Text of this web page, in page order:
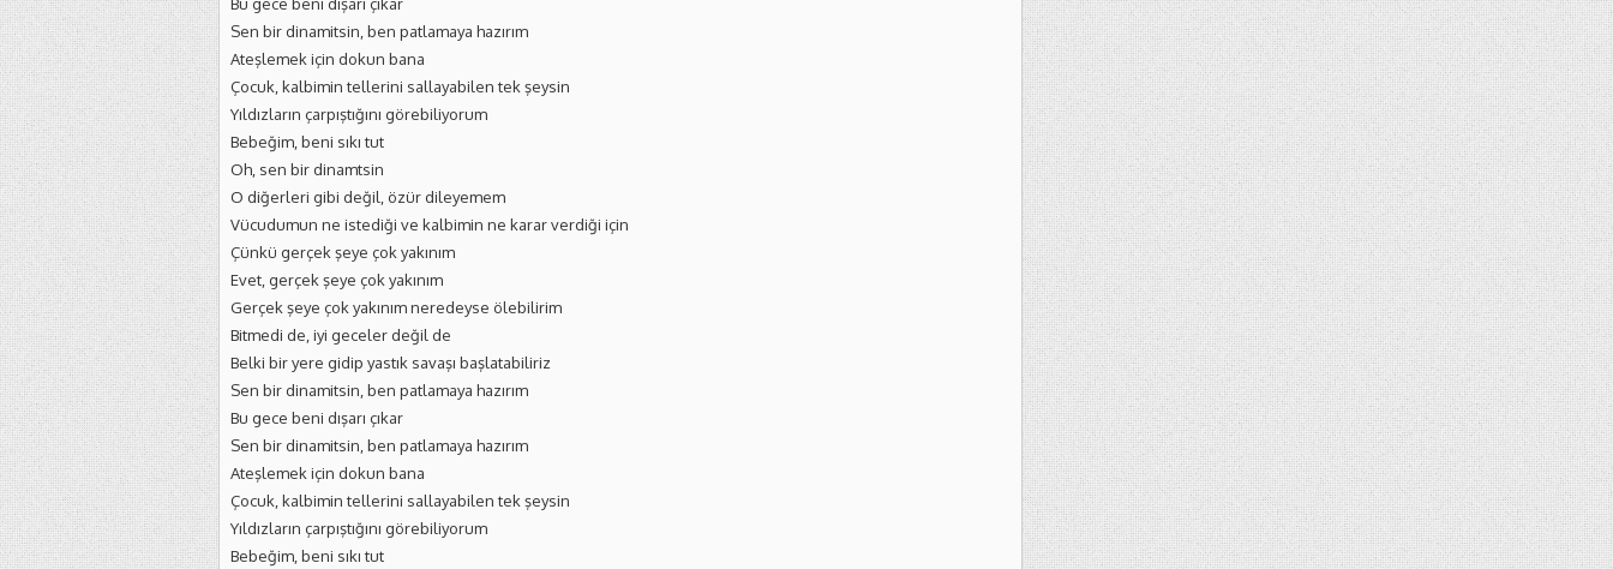
Sen bir dinamitsin, ben patlamaya hazırım
Ateşlemek için dokun bana
Çocuk, kalbimin tellerini sallayabilen tek şeysin
Yıldızların çarpıştığını görebiliyorum
Bebeğim, beni sıkı tut
Oh, sen bir dinamtsin
O diğerleri gibi değil, özür dileyemem
Vücudumun ne istediği ve kalbimin ne karar verdiği için
Çünkü gerçek şeye çok yakınım
Evet, gerçek şeye çok yakınım
Gerçek şeye çok yakınım neredeyse ölebilirim
Bitmedi de, iyi geceler değil de
Belki bir yere gidip yastık savaşı başlatabiliriz
Sen bir dinamitsin, ben patlamaya hazırım
Bu gece beni dışarı çıkar
Sen bir dinamitsin, ben patlamaya hazırım
Ateşlemek için dokun bana
Çocuk, kalbimin tellerini sallayabilen tek şeysin
Yıldızların çarpıştığını görebiliyorum
Bebeğim, beni sıkı tut